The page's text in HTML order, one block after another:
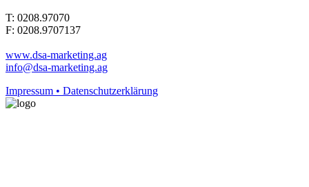
T: 0208.97070
F: 0208.9707137
www.dsa-marketing.ag
info@dsa-marketing.ag
Impressum • Datenschutzerklärung